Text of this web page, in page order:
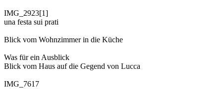
IMG_2923[1]
una festa sui prati
Blick vom Wohnzimmer in die Küche
Was für ein Ausblick
Blick vom Haus auf die Gegend von Lucca
IMG_7617